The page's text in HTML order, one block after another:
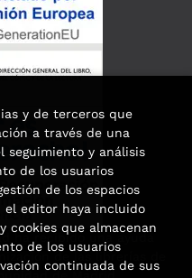
ha recibido una ayuda
de las librerías de
y de terceros que
a través de una
seguimiento y análisis
de los usuarios
de los espacios
el editor haya incluido
cookies que almacenan
de los usuarios
continuada de sus